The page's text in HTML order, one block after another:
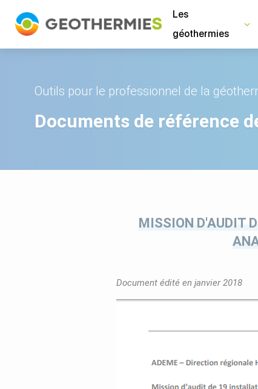
Les
géothermies
Outils pour le professionnel de la
Documents de référence
MISSION D'AUDIT
Document édité en janvier 2018